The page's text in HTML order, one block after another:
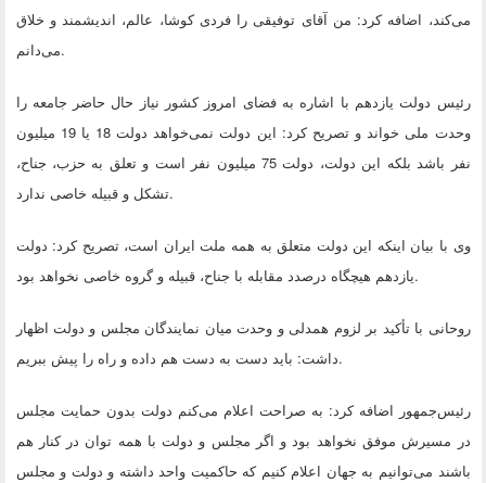
می‌کند، اضافه کرد: من آقای توفیقی را فردی کوشا، عالم، اندیشمند و خلاق
می‌دانم.
رئیس دولت یازدهم با اشاره به فضای امروز کشور نیاز حال حاضر جامعه را
وحدت ملی خواند و تصریح کرد: این دولت نمی‌خواهد دولت 18 یا 19 میلیون
نفر باشد بلکه این دولت، دولت 75 میلیون نفر است و تعلق به حزب، جناح،
تشکل و قبیله خاصی ندارد.
وی با بیان اینکه این دولت متعلق به همه ملت ایران است، تصریح کرد: دولت
یازدهم هیچگاه درصدد مقابله با جناح، قبیله و گروه خاصی نخواهد بود.
روحانی با تأکید بر لزوم همدلی و وحدت میان نمایندگان مجلس و دولت اظهار
داشت: باید دست به دست هم داده و راه را پیش ببریم.
رئیس‌جمهور اضافه کرد: به صراحت اعلام می‌کنم دولت بدون حمایت مجلس
در مسیرش موفق نخواهد بود و اگر مجلس و دولت با همه توان در کنار هم
باشند می‌توانیم به جهان اعلام کنیم که حاکمیت واحد داشته و دولت و مجلس